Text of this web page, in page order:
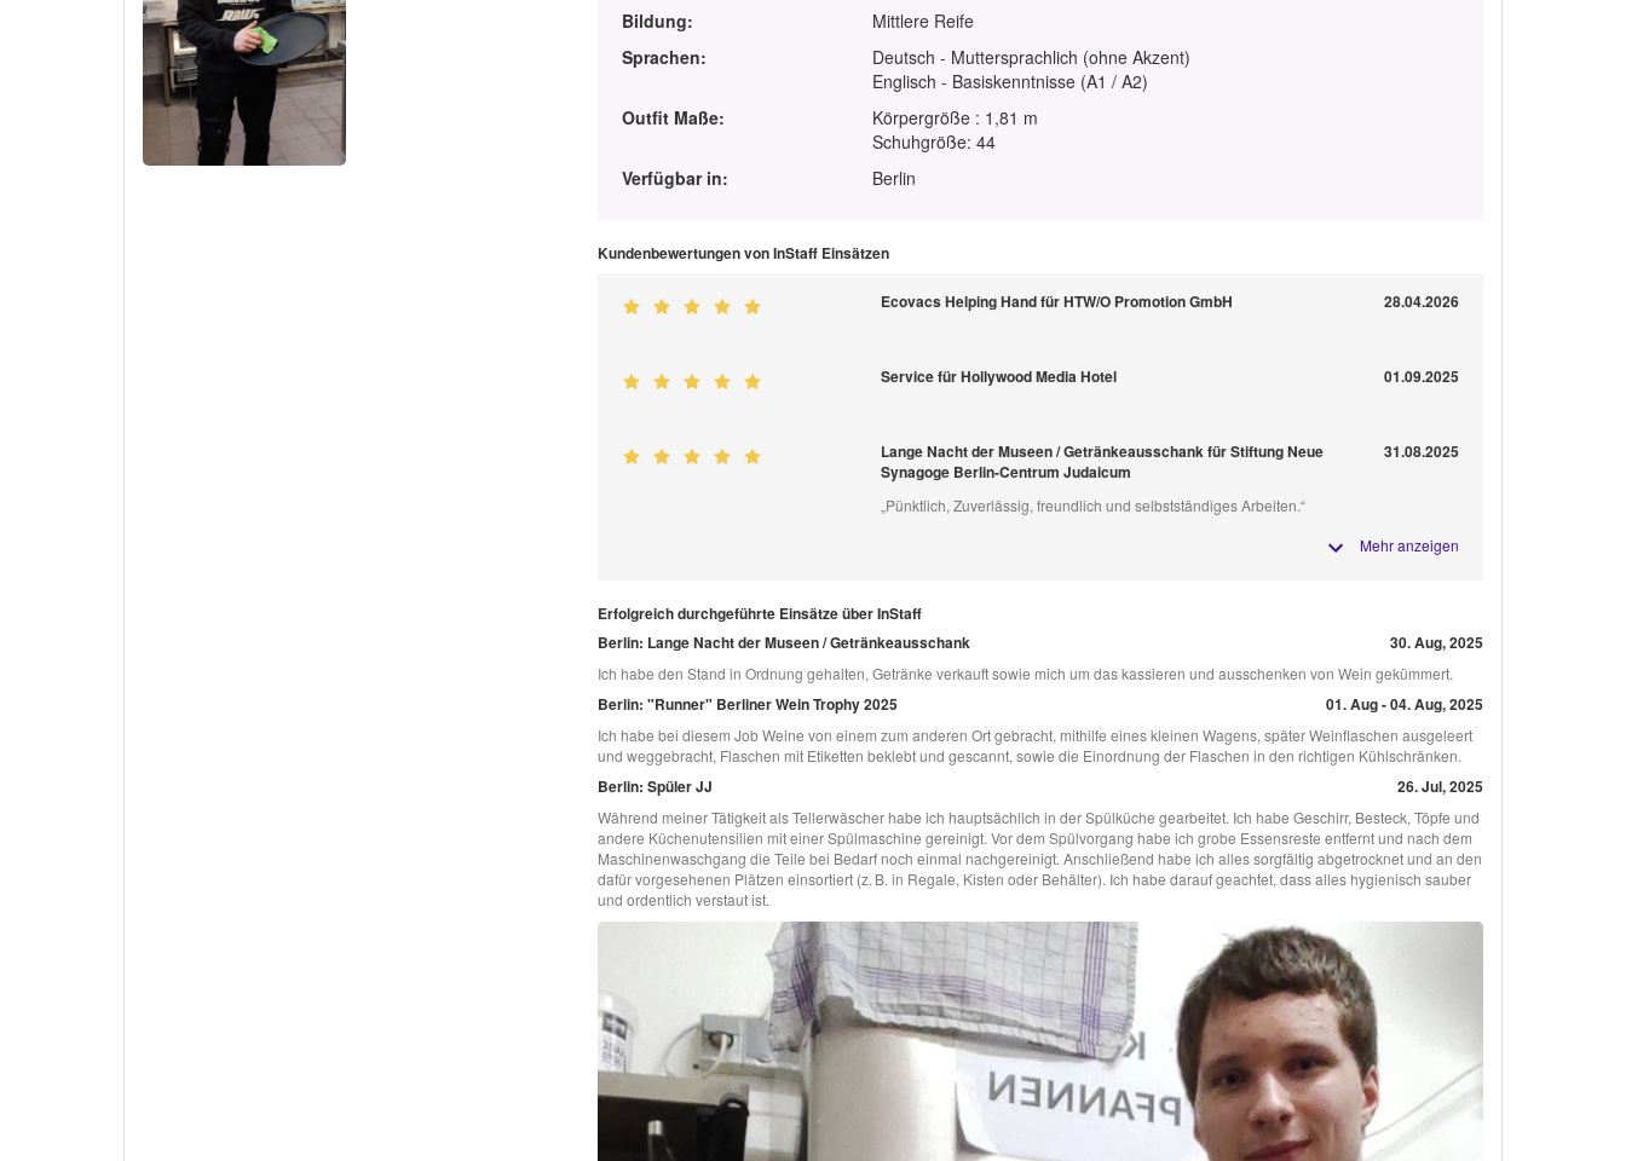
Bildung:
Mittlere Reife
Sprachen:
Deutsch - Muttersprachlich (ohne Akzent)
Englisch - Basiskenntnisse (A1 / A2)
Outfit Maße:
Körpergröße : 1,81 m
Schuhgröße: 44
Verfügbar in:
Berlin
Kundenbewertungen von InStaff Einsätzen
Ecovacs Helping Hand für HTW/O Promotion GmbH 28.04.2026
Service für Hollywood Media Hotel 01.09.2025
Lange Nacht der Museen / Getränkeausschank für Stiftung Neue
Synagoge Berlin-Centrum Judaicum
31.08.2025
„Pünktlich, Zuverlässig, freundlich und selbstständiges Arbeiten.“
Mehr anzeigen
Erfolgreich durchgeführte Einsätze über InStaff
Berlin: Lange Nacht der Museen / Getränkeausschank
30. Aug, 2025
Ich habe den Stand in Ordnung gehalten, Getränke verkauft sowie mich um das kassieren und ausschenken von Wein gekümmert.
Berlin: "Runner" Berliner Wein Trophy 2025 01. Aug - 04. Aug, 2025
Ich habe bei diesem Job Weine von einem zum anderen Ort gebracht, mithilfe eines kleinen Wagens, später Weinflaschen ausgeleert
und weggebracht, Flaschen mit Etiketten beklebt und gescannt, sowie die Einordnung der Flaschen in den richtigen Kühlschränken.
Berlin: Spüler JJ 26. Jul, 2025
Während meiner Tätigkeit als Tellerwäscher habe ich hauptsächlich in der Spülküche gearbeitet. Ich habe Geschirr, Besteck, Töpfe und
andere Küchenutensilien mit einer Spülmaschine gereinigt. Vor dem Spülvorgang habe ich grobe Essensreste entfernt und nach dem
Maschinenwaschgang die Teile bei Bedarf noch einmal nachgereinigt. Anschließend habe ich alles sorgfältig abgetrocknet und an den
dafür vorgesehenen Plätzen einsortiert (z. B. in Regale, Kisten oder Behälter). Ich habe darauf geachtet, dass alles hygienisch sauber
und ordentlich verstaut ist.